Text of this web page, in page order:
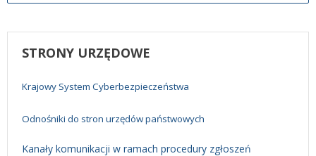
STRONY URZĘDOWE
Krajowy System Cyberbezpieczeństwa
Odnośniki do stron urzędów państwowych
Kanały komunikacji w ramach procedury zgłoszeń